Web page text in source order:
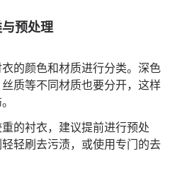
预处理
的颜色和材质进行分类。深色
质等不同材质也要分开，这样
的衬衣，建议提前进行预处
轻刷去污渍，或使用专门的去